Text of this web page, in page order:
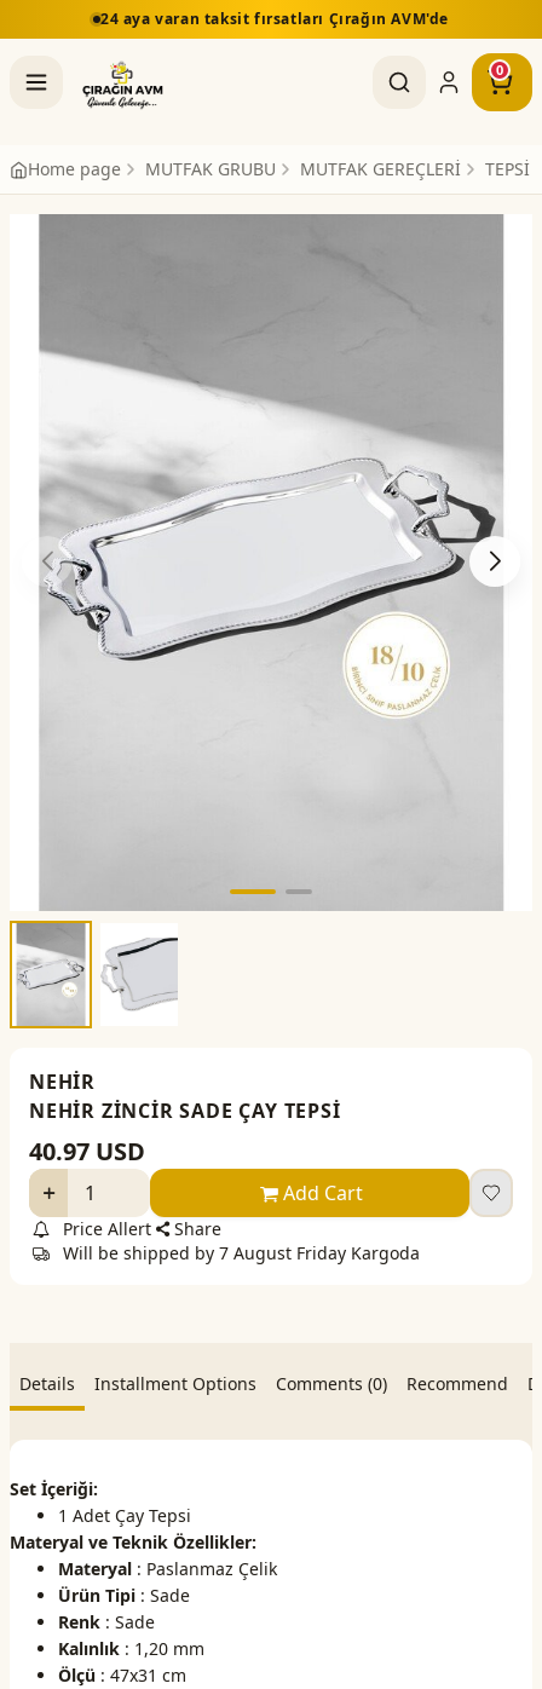
24 aya varan taksit fırsatları Çırağın AVM'de
0
Home page MUTFAK GRUBU MUTFAK GEREÇLERİ TEPSİ
NEHİR
NEHİR ZİNCİR SADE ÇAY TEPSİ
40.97 USD
Add Cart
Price Allert
Share
Will be shipped by 7 August Friday Kargoda
Details Installment Options Comments (0) Recommend
Set İçeriği:
1 Adet Çay Tepsi
Materyal ve Teknik Özellikler:
Materyal : Paslanmaz Çelik
Ürün Tipi : Sade
Renk : Sade
Kalınlık : 1,20 mm
Ölçü : 47x31 cm